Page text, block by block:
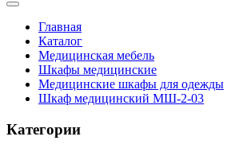
Главная
Каталог
Медицинская мебель
Шкафы медицинские
Медицинские шкафы для одежды
Шкаф медицинский МШ-2-03
Категории